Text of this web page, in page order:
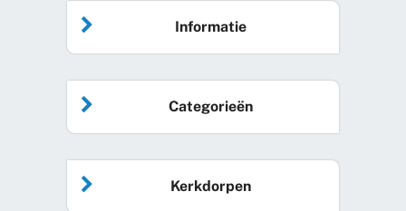
Informatie
Home
Agenda
Categorieën
Algemeen nieuws
Kerkdorpen